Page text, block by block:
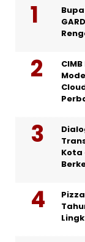
Kota